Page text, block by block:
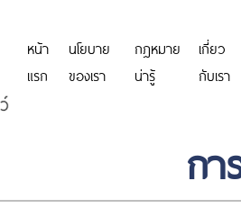
หน้า
แรก
นโยบาย
ของเรา
กฎหมาย
น่ารู้
เกี่ยว
กับเรา
ก